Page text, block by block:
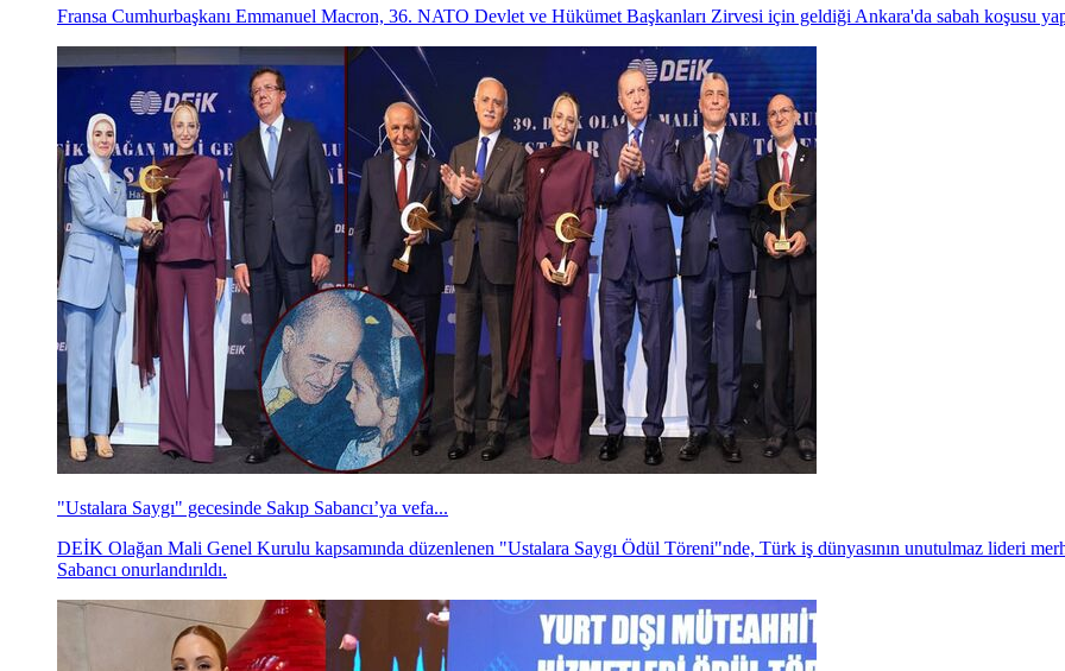
Fransa Cumhurbaşkanı Emmanuel Macron, 36.⁠ NATO Devlet ve Hükümet Başkanları Zirvesi için geldiği Ankara'da sabah koşusu
"Ustalara Saygı" gecesinde Sakıp Sabancı’ya vefa...
DEİK Olağan Mali Genel Kurulu kapsamında düzenlenen "Ustalara Saygı Ödül Töreni"nde, Türk iş dünyasının unutulmaz lideri
Sabancı onurlandırıldı.